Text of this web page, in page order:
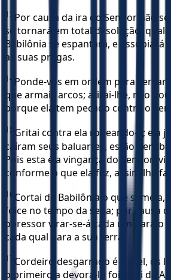
13 Por causa da ira do Senhor não
se tornará em total desolação;
Babilônia se espantará, e assobiará
as suas pragas.
14 Ponde-vos em ordem para cercar
que armais arcos; atirai-lhe, não
porque ela tem pecado contra o
15 Gritai contra ela rodeando-a; ela
caíram seus baluartes, estão
Pois esta é a vingança do Senhor;
conforme o que ela fez, assim lhe
16 Cortai de Babilônia o que semeia,
foice no tempo da sega; por causa
opressor virar-se-á cada um para o
cada qual para a sua terra.
17 Cordeiro desgarrado é Israel, os
o primeiro a devorá-lo foi o rei da